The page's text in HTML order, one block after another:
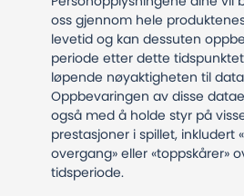
oss gjennom hele
levetid og kan dessuten
periode etter dette
løpende nøyaktigheten til
Oppbevaringen av disse
også med å holde styr på
prestasjoner i spillet, inkludert
overgang» eller «toppskårer»
tidsperiode.